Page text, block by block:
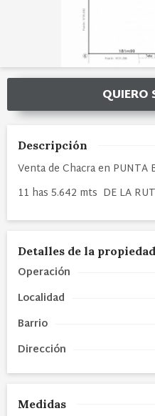
QUIERO
Descripción
Venta de Chacra en PUNTA
11 has 5.642 mts DE LA
Detalles de la propiedad
Operación
Localidad
Barrio
Dirección
Medidas